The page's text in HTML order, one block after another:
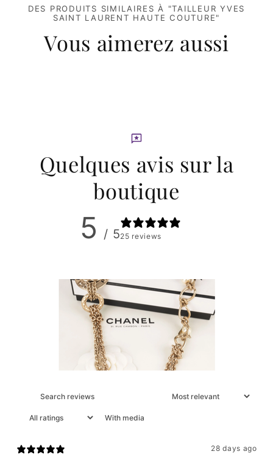
DES PRODUITS SIMILAIRES À "TAILLEUR YVES
SAINT LAURENT HAUTE COUTURE"
Vous aimerez aussi
Quelques avis sur la
boutique
5 / 525 reviews
With media
28 days ago